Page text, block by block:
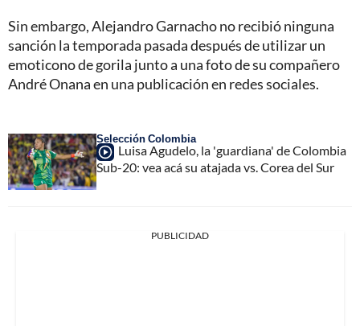
Sin embargo, Alejandro Garnacho no recibió ninguna
sanción la temporada pasada después de utilizar un
emoticono de gorila junto a una foto de su compañero
André Onana en una publicación en redes sociales.
Selección Colombia
Luisa Agudelo, la 'guardiana' de Colombia
Sub-20: vea acá su atajada vs. Corea del Sur
PUBLICIDAD